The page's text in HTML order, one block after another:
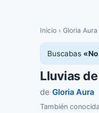
Inicio › Gloria Aura
Buscabas
Lluvias
de Gloria Aura
También